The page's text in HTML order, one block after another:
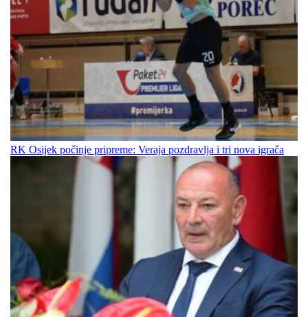
RK Osijek počinje pripreme: Veraja pozdravlja i tri nova igrača